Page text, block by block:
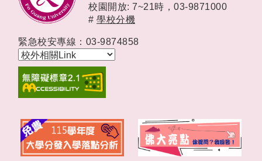
校園開放: 7~21時， 03-9871000
# 學校分機
緊急校安專線：03-9874858